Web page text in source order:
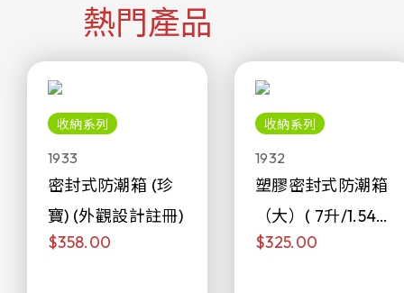
熱門產品
收納系列
1933
密封式防潮箱 (珍
寶) (外觀設計註冊)
$358.00
收納系列
1932
塑膠密封式防潮箱
（大）( 7升/1.54加
侖)
$325.00